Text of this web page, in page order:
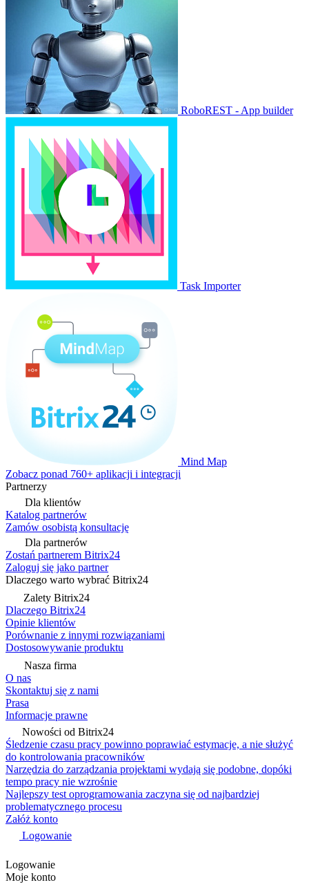
RoboREST - App builder
Task Importer
Mind Map
Zobacz ponad 760+ aplikacji i integracji
Partnerzy
Dla klientów
Katalog partnerów
Zamów osobistą konsultację
Dla partnerów
Zostań partnerem Bitrix24
Zaloguj się jako partner
Dlaczego warto wybrać Bitrix24
Zalety Bitrix24
Dlaczego Bitrix24
Opinie klientów
Porównanie z innymi rozwiązaniami
Dostosowywanie produktu
Nasza firma
O nas
Skontaktuj się z nami
Prasa
Informacje prawne
Nowości od Bitrix24
Śledzenie czasu pracy powinno poprawiać estymacje, a nie służyć
do kontrolowania pracowników
Narzędzia do zarządzania projektami wydają się podobne, dopóki
tempo pracy nie wzrośnie
Najlepszy test oprogramowania zaczyna się od najbardziej
problematycznego procesu
Załóż konto
Logowanie
Logowanie
Moje konto